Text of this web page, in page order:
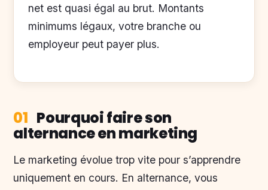
net est quasi égal au brut. Montants
minimums légaux, votre branche ou
employeur peut payer plus.
01 Pourquoi faire son
alternance en marketing
Le marketing évolue trop vite pour s’apprendre
uniquement en cours. En alternance, vous